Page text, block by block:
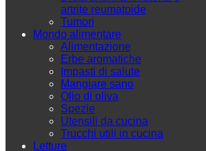
artrite reumatoide
Tumori
Mondo alimentare
Alimentazione
Erbe aromatiche
Impasti di salute
Mangiare sano
Olio di oliva
Spezie
Utensili da cucina
Trucchi utili in cucina
Letture